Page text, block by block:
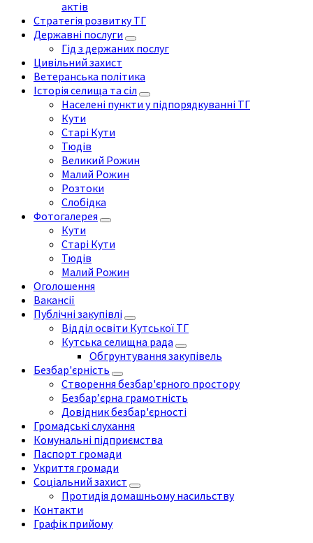
актів
Стратегія розвитку ТГ
Державні послуги
Гід з держаних послуг
Цивільний захист
Ветеранська політика
Історія селища та сіл
Населені пункти у підпорядкуванні ТГ
Кути
Старі Кути
Тюдів
Великий Рожин
Малий Рожин
Розтоки
Слобідка
Фотогалерея
Кути
Старі Кути
Тюдів
Малий Рожин
Оголошення
Вакансії
Публічні закупівлі
Відділ освіти Кутської ТГ
Кутська селищна рада
Обгрунтування закупівель
Безбар'єрність
Створення безбар'єрного простору
Безбар’єрна грамотність
Довідник безбар'єрності
Громадські слухання
Комунальні підприємства
Паспорт громади
Укриття громади
Соціальний захист
Протидія домашньому насильству
Контакти
Графік прийому